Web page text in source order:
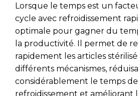
Lorsque le temps est un
cycle avec refroidissement
optimale pour gagner du
la productivité. Il permet de
rapidement les articles
différents mécanismes,
considérablement le temps
refroidissement et améliorant